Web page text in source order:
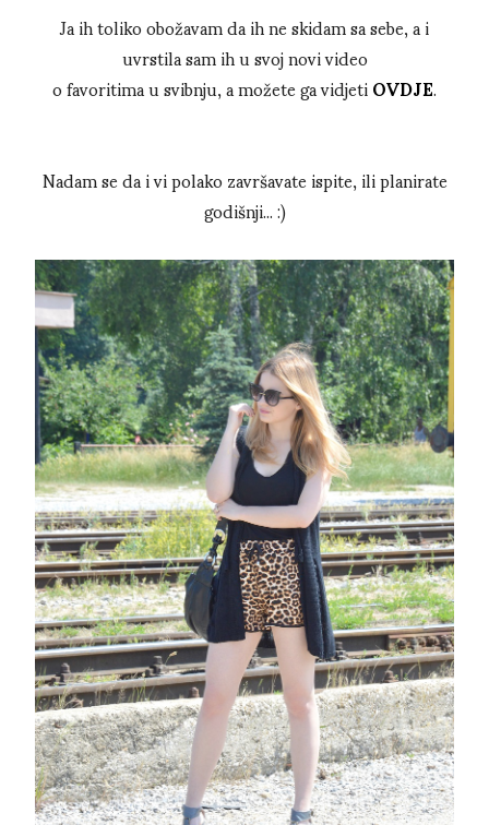
Ja ih toliko obožavam da ih ne skidam sa sebe, a i
uvrstila sam ih u svoj novi video
o favoritima u svibnju, a možete ga vidjetiOVDJE.
Nadam se da i vi polako završavate ispite, ili planirate
godišnji... :)